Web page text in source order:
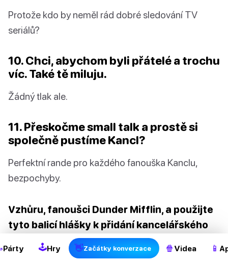
Protože kdo by neměl rád dobré sledování TV
seriálů?
10. Chci, abychom byli přátelé a trochu
víc. Také tě miluju.
Žádný tlak ale.
11. Přeskočme small talk a prostě si
společně pustíme Kancl?
Perfektní rande pro každého fanouška Kanclu,
bezpochyby.
Vzhůru, fanoušci Dunder Mifflin, a použijte
tyto balicí hlášky k přidání kancelářského
šmrncu do vašeho randění.Ať už hledáte flirt
nebo dlouhodobý vztah, tyto hlášky zaručeně
Párty 🕹Hry 👋Začátky konverzace 🍿 Videa 📱